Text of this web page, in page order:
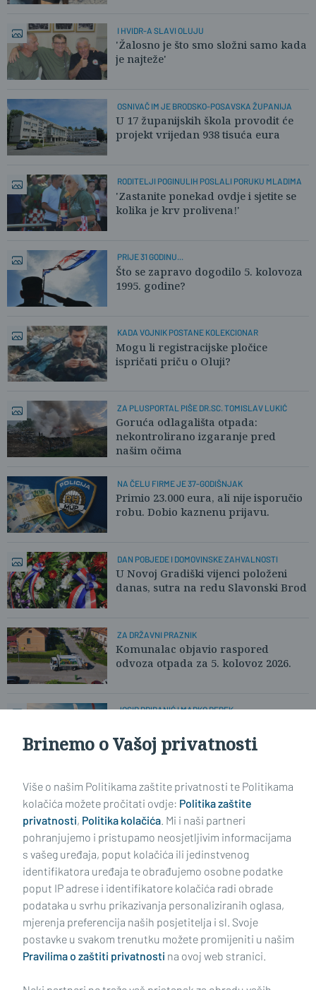
I HVIDR-A SLAVI OLUJU
'Žalosno je što smo složni samo kada
je najteže'
OSNIVAČ IM JE BRODSKO-POSAVSKA ŽUPANIJA
U 17 županijskih škola provodit će
projekt vrijedan 938 tisuća eura
RODITELJI POGINULIH POSLALI PORUKU MLADIMA
'Zastanite ponekad ovdje i sjetite se
kolika je krv prolivena!'
PRIJE 31 GODINU...
Što se zapravo dogodilo 5. kolovoza
1995. godine?
KADA VOJNIK POSTANE KOLEKCIONAR
Mogu li registracijske pločice
ispričati priču o Oluji?
ZA PLUSPORTAL PIŠE DR.SC. TOMISLAV LUKIĆ
Goruća odlagališta otpada:
nekontrolirano izgaranje pred
našim očima
NA ČELU FIRME JE 37-GODIŠNJAK
Primio 23.000 eura, ali nije isporučio
robu. Dobio kaznenu prijavu.
DAN POBJEDE I DOMOVINSKE ZAHVALNOSTI
U Novoj Gradiški vijenci položeni
danas, sutra na redu Slavonski Brod
ZA DRŽAVNI PRAZNIK
Komunalac objavio raspored
odvoza otpada za 5. kolovoz 2026.
JOSIP PRIBANIĆ I MARKO REPEK
Slavonskom Brodu rekli za
PlusPortal
NIJE FILM - DOGODILO SE NA PETNJI!
Šezdesetak djece preživjelo deset
dana bez struje, vode i mobitela...
Impressum Uvjeti korištenja Politika privatnosti
Politika kolačića Kontakt Pritužbe Suradnici
Brinemo o Vašoj privatnosti
Više o našim Politikama zaštite privatnosti te Politikama
kolačića možete pročitati ovdje: Politika zaštite
privatnosti, Politika kolačića. Mi i naši partneri
pohranjujemo i pristupamo neosjetljivim informacijama
s vašeg uređaja, poput kolačića ili jedinstvenog
identifikatora uređaja te obrađujemo osobne podatke
poput IP adrese i identifikatore kolačića radi obrade
podataka u svrhu prikazivanja personaliziranih oglasa,
mjerenja preferencija naših posjetitelja i sl. Svoje
postavke u svakom trenutku možete promijeniti u našim
Pravilima o zaštiti privatnosti na ovoj web stranici.